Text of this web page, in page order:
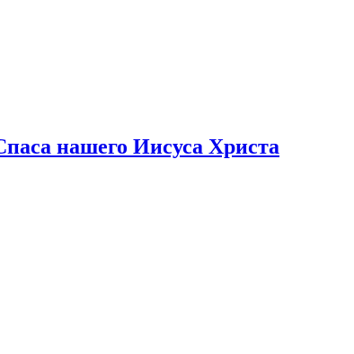
нашего Иисуса Христа